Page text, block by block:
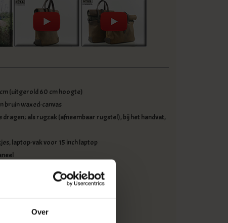
Over
cm (uitgerold 60 cm hoogte)
bruin waxed-canvas
dragen; als rugzak (afneembaar rugstel), bij het handvat,
laptop-vak voor 15 inch laptop
stevig handvat